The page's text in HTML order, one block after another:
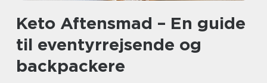
Keto Aftensmad – En guide
til eventyrrejsende og
backpackere